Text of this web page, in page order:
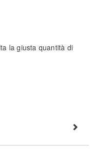
la giusta quantità di